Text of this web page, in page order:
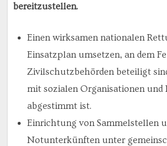
bereitzustellen.
Einen wirksamen nationalen
Einsatzplan umsetzen, an dem
Zivilschutzbehörden beteiligt
mit sozialen Organisationen und
abgestimmt ist.
Einrichtung von Sammelstellen
Notunterkünften unter